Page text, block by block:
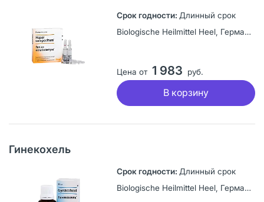
Длинный срок
Biologische Heilmittel Heel, Германия
Цена от 1 983 руб.
В корзину
Гинекохель
Длинный срок
Biologische Heilmittel Heel, Германия